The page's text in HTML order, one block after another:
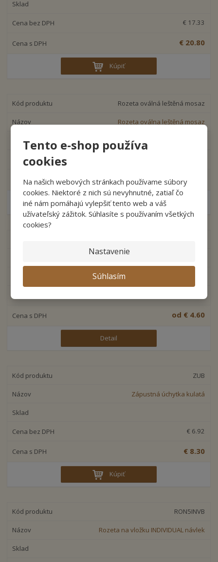
Tento e-shop používa
cookies
Na našich webových stránkach používame súbory
cookies. Niektoré z nich sú nevyhnutné, zatiaľ čo
iné nám pomáhajú vylepšiť tento web a váš
užívateľský zážitok. Súhlasíte s používaním všetkých
cookies?
Nastavenie
Súhlasím
€ 17.33
€ 20.80
Kúpiť
Rozeta oválná leštěná mosaz
Rozeta oválna leštěná mosaz
od€ 4.80
Detail
od € 4.60
Detail
ZUB
Zápustná úchytka kulatá
€ 6.92
€ 8.30
Kúpiť
RON5INVB
Rozeta na vložku INDIVIDUAL návlek